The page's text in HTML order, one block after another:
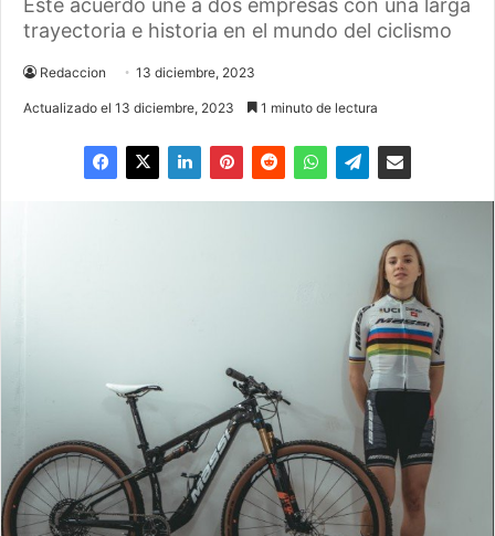
Este acuerdo une a dos empresas con una larga
trayectoria e historia en el mundo del ciclismo
Redaccion 13 diciembre, 2023
Actualizado el 13 diciembre, 2023 1 minuto de lectura